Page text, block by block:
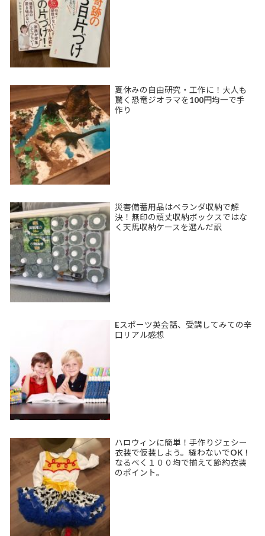
夏休みの自由研究・工作に！大人も
驚く恐竜ジオラマを100円均一で手
作り
災害備蓄用品はベランダ収納で解
決！無印の頑丈収納ボックスではな
く天馬収納ケースを選んだ訳
Eスポーツ英会話、受講してみての辛
口リアル感想
ハロウィンに簡単！手作りジェシー
衣装で仮装しよう。縫わないでOK！
なるべく１００均で揃えて節約衣装
のポイント。